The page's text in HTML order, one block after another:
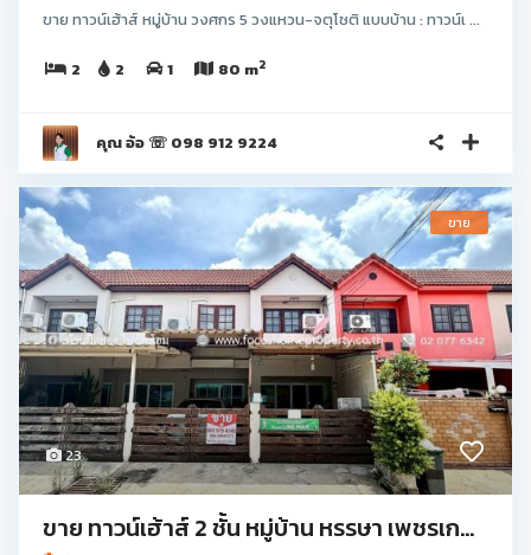
ขาย ทาวน์เฮ้าส์ หมู่บ้าน วงศกร 5 วงแหวน-จตุโชติ แบบบ้าน : ทาวน์เ ...
2 2 1 80 m2
คุณ อ้อ ☏ 098 912 9224
23
ขาย
ขาย ทาวน์เฮ้าส์ 2 ชั้น หมู่บ้าน หรรษา เพชรเก...